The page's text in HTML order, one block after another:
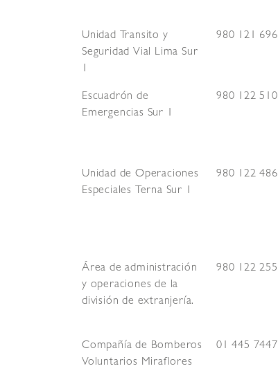
Unidad Transito y
Seguridad Vial Lima Sur
1
980 121 696
Escuadrón de
Emergencias Sur 1
980 122 510
Unidad de Operaciones
Especiales Terna Sur 1
980 122 486
Área de administración
y operaciones de la
división de extranjería.
980 122 255
Compañía de Bomberos
Voluntarios Miraflores
01 445 7447